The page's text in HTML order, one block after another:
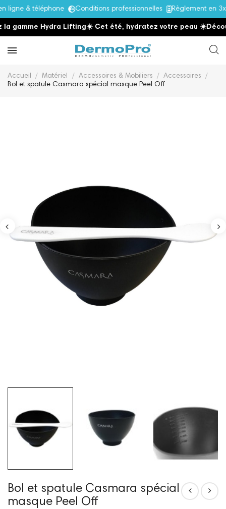
ligne & téléphone Conditions professionnelles Règlement en
gamme Hydra Lifting☀️ Cet été, hydratez votre peau ☀️
Accueil Matériel Accessoires & Mobiliers
Accessoires
Bol et spatule Casmara spécial masque Peel Off
Bol et spatule Casmara spécial
masque Peel Off